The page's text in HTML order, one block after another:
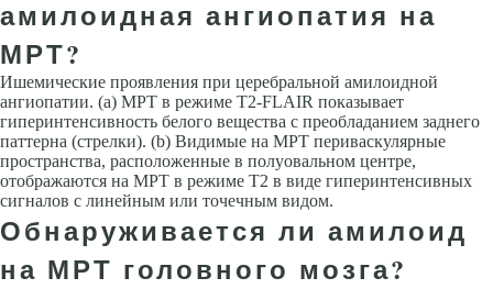
амилоидная ангиопатия на
МРТ?
Ишемические проявления при церебральной амилоидной
ангиопатии. (a) МРТ в режиме T2-FLAIR показывает
гиперинтенсивность белого вещества с преобладанием заднего
паттерна (стрелки). (b) Видимые на МРТ периваскулярные
пространства, расположенные в полуовальном центре,
отображаются на МРТ в режиме T2 в виде гиперинтенсивных
сигналов с линейным или точечным видом.
Обнаруживается ли амилоид
на МРТ головного мозга?